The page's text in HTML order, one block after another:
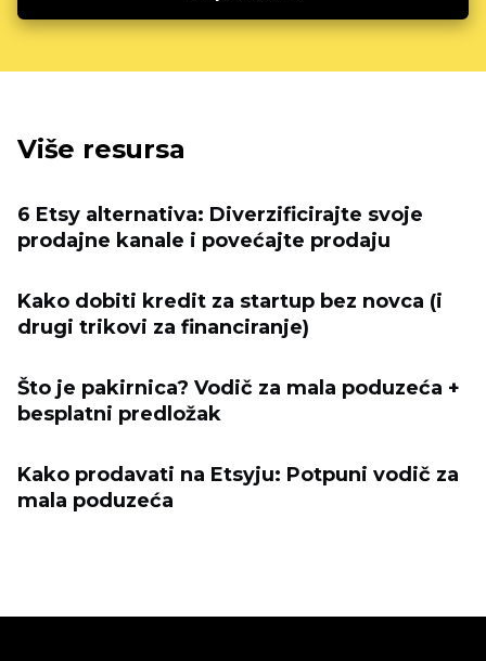
Više resursa
6 Etsy alternativa: Diverzificirajte svoje
prodajne kanale i povećajte prodaju
Kako dobiti kredit za startup bez novca (i
drugi trikovi za financiranje)
Što je pakirnica? Vodič za mala poduzeća +
besplatni predložak
Kako prodavati na Etsyju: Potpuni vodič za
mala poduzeća